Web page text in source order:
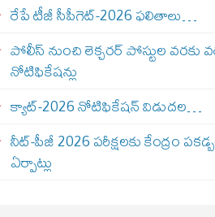
రేపే టీజీ సీపీగెట్‌-2026 ఫలితాలు…
పోలీస్ నుంచి లెక్చరర్ పోస్టుల వరకు
నోటిఫికేషన్లు
క్యాట్-2026 నోటిఫికేషన్ విడుదల…
నీట్-పీజీ 2026 పరీక్షలకు కేంద్రం
ఏర్పాట్లు